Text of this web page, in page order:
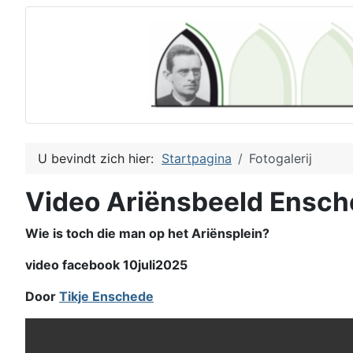
U bevindt zich hier: Startpagina Fotogalerij
Video Ariënsbeeld
Wie is toch die man op het Ariënsplein?
video facebook 10juli2025
Door Tikje Enschede